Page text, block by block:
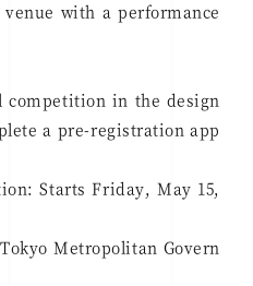
with a performance
in the design
a pre-registration app
Starts Friday, May 15,
Metropolitan Govern